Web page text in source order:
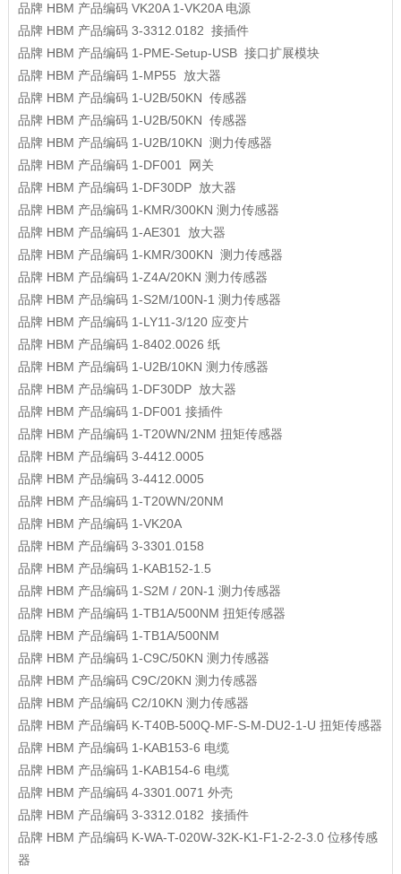
品牌 HBM 产品编码 VK20A 1-VK20A 电源
品牌 HBM 产品编码 3-3312.0182 接插件
品牌 HBM 产品编码 1-PME-Setup-USB 接口扩展模块
品牌 HBM 产品编码 1-MP55
放大器
品牌 HBM 产品编码 1-U2B/50KN 传感器
品牌 HBM 产品编码 1-U2B/50KN 传感器
品牌 HBM 产品编码 1-U2B/10KN 测力传感器
品牌 HBM 产品编码 1-DF001
网关
品牌 HBM 产品编码 1-DF30DP 放大器
品牌 HBM 产品编码 1-KMR/300KN 测力传感器
品牌 HBM 产品编码 1-AE301
放大器
品牌 HBM 产品编码 1-KMR/300KN 测力传感器
品牌 HBM 产品编码 1-Z4A/20KN 测力传感器
品牌 HBM 产品编码 1-S2M/100N-1 测力传感器
品牌 HBM 产品编码 1-LY11-3/120 应变片
品牌 HBM 产品编码 1-8402.0026 纸
品牌 HBM 产品编码 1-U2B/10KN 测力传感器
品牌 HBM 产品编码 1-DF30DP 放大器
品牌 HBM 产品编码 1-DF001 接插件
品牌 HBM 产品编码 1-T20WN/2NM 扭矩传感器
品牌 HBM 产品编码 3-4412.0005
品牌 HBM 产品编码 3-4412.0005
品牌 HBM 产品编码 1-T20WN/20NM
品牌 HBM 产品编码 1-VK20A
品牌 HBM 产品编码 3-3301.0158
品牌 HBM 产品编码 1-KAB152-1.5
品牌 HBM 产品编码 1-S2M / 20N-1 测力传感器
品牌 HBM 产品编码 1-TB1A/500NM 扭矩传感器
品牌 HBM 产品编码 1-TB1A/500NM
品牌 HBM 产品编码 1-C9C/50KN 测力传感器
品牌 HBM 产品编码 C9C/20KN 测力传感器
品牌 HBM 产品编码 C2/10KN 测力传感器
品牌 HBM 产品编码 K-T40B-500Q-MF-S-M-DU2-1-U 扭矩传感器
品牌 HBM 产品编码 1-KAB153-6 电缆
品牌 HBM 产品编码 1-KAB154-6 电缆
品牌 HBM 产品编码 4-3301.0071 外壳
品牌 HBM 产品编码 3-3312.0182 接插件
品牌 HBM 产品编码 K-WA-T-020W-32K-K1-F1-2-2-3.0 位移传感
器